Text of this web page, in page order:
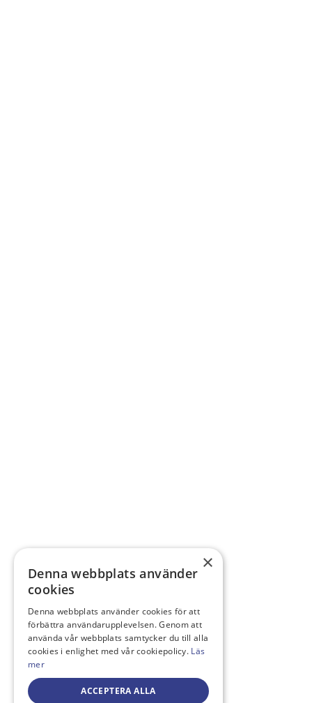
×
Denna webbplats använder
cookies
Denna webbplats använder cookies för att
förbättra användarupplevelsen. Genom att
använda vår webbplats samtycker du till alla
cookies i enlighet med vår cookiepolicy. Läs
mer
ACCEPTERA ALLA